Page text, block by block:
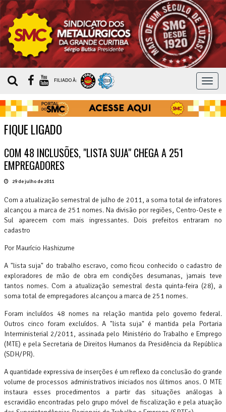
MENU
FILIADO À:
FIQUE LIGADO
COM 48 INCLUSÕES, "LISTA SUJA" CHEGA A 251
EMPREGADORES
29 de julho de 2011
Com a atualização semestral de julho de 2011, a soma total de infratores
alcançou a marca de 251 nomes. Na divisão por regiões, Centro-Oeste e
Sul aparecem com mais ingressantes. Dois prefeitos entraram no
cadastro
Por Maurício Hashizume
A "lista suja" do trabalho escravo, como ficou conhecido o cadastro de
exploradores de mão de obra em condições desumanas, jamais teve
tantos nomes. Com a atualização semestral desta quinta-feira (28), a
soma total de empregadores alcançou a marca de 251 nomes.
Foram incluídos 48 nomes na relação mantida pelo governo federal.
Outros cinco foram excluídos. A "lista suja" é mantida pela Portaria
Interministerial 2/2011, assinada pelo Ministério do Trabalho e Emprego
(MTE) e pela Secretaria de Direitos Humanos da Presidência da República
(SDH/PR).
A quantidade expressiva de inserções é um reflexo da conclusão do grande
volume de processos administrativos iniciados nos últimos anos. O MTE
instaura esses procedimentos a partir das situações análogas à
escravidão encontradas pelo grupo móvel de fiscalização e pela atuação